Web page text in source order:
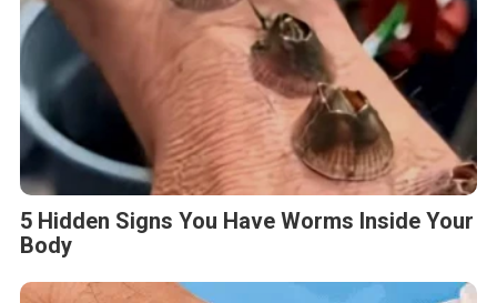
5 Hidden Signs You Have Worms Inside Your
Body